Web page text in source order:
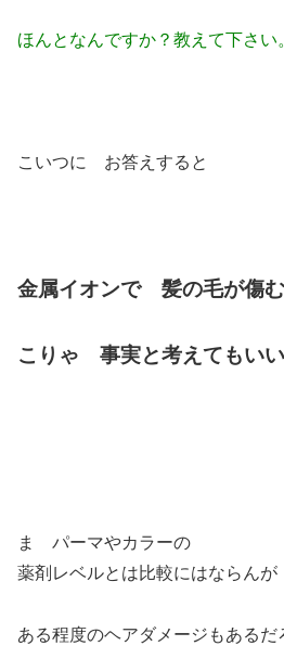
ほんとなんですか？教えて下さい
こいつに お答えすると
金属イオンで 髪の毛が傷む
こりゃ 事実と考えてもいい
ま パーマやカラーの
薬剤レベルとは比較にはならんが
ある程度のヘアダメージもあるだ